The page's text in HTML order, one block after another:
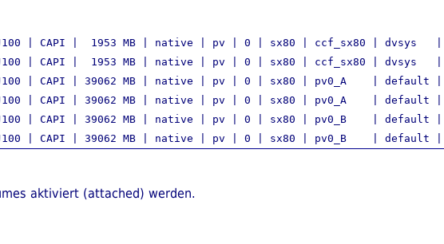
J100 | CAPI |  1953 MB | native | pv | 0 | sx80 | ccf_sx80 | dvsys   |
J100 | CAPI |  1953 MB | native | pv | 0 | sx80 | ccf_sx80 | dvsys   |
J100 | CAPI | 39062 MB | native | pv | 0 | sx80 | pv0_A    | default |
J100 | CAPI | 39062 MB | native | pv | 0 | sx80 | pv0_A    | default |
J100 | CAPI | 39062 MB | native | pv | 0 | sx80 | pv0_B    | default |
aktiviert (attached) werden.